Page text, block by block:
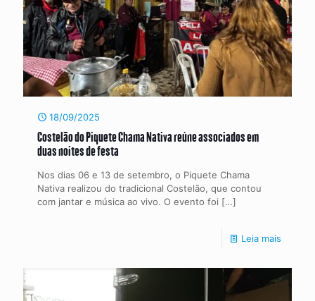
18/09/2025
Costelão do Piquete Chama Nativa reúne associados em
duas noites de festa
Nos dias 06 e 13 de setembro, o Piquete Chama
Nativa realizou do tradicional Costelão, que contou
com jantar e música ao vivo. O evento foi […]
Leia mais